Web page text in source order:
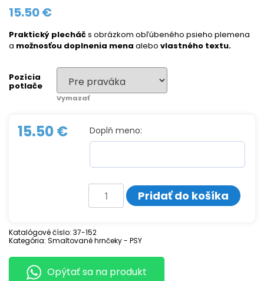
15.50€
Praktický plecháčs obrázkom obľúbeného psieho plemena
a možnosťou doplnenia mena alebo vlastného textu.
Pozícia
potlače
Vymazať
15.50€ Doplň meno:
množstvo
Smaltovaný
hrnček
Pridať do košíka
Katalógové číslo: 37-152
Kategória: Smaltované hrnčeky - PSY
Opýtať sa na produkt